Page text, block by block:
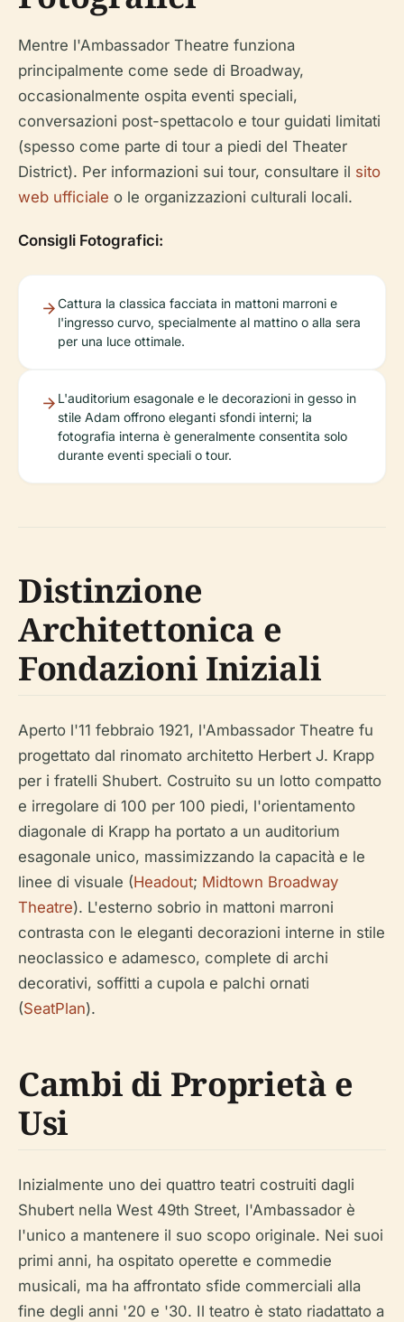
Mentre l'Ambassador Theatre funziona
principalmente come sede di Broadway,
occasionalmente ospita eventi speciali,
conversazioni post-spettacolo e tour guidati limitati
(spesso come parte di tour a piedi del Theater
District). Per informazioni sui tour, consultare il sito
web ufficiale o le organizzazioni culturali locali.
Consigli Fotografici:
Cattura la classica facciata in mattoni marroni e
l'ingresso curvo, specialmente al mattino o alla sera
per una luce ottimale.
L'auditorium esagonale e le decorazioni in gesso in
stile Adam offrono eleganti sfondi interni; la
fotografia interna è generalmente consentita solo
durante eventi speciali o tour.
Distinzione
Architettonica e
Fondazioni Iniziali
Aperto l'11 febbraio 1921, l'Ambassador Theatre fu
progettato dal rinomato architetto Herbert J. Krapp
per i fratelli Shubert. Costruito su un lotto compatto
e irregolare di 100 per 100 piedi, l'orientamento
diagonale di Krapp ha portato a un auditorium
esagonale unico, massimizzando la capacità e le
linee di visuale (Headout; Midtown Broadway
Theatre). L'esterno sobrio in mattoni marroni
contrasta con le eleganti decorazioni interne in stile
neoclassico e adamesco, complete di archi
decorativi, soffitti a cupola e palchi ornati
(SeatPlan).
Cambi di Proprietà e
Usi
Inizialmente uno dei quattro teatri costruiti dagli
Shubert nella West 49th Street, l'Ambassador è
l'unico a mantenere il suo scopo originale. Nei suoi
primi anni, ha ospitato operette e commedie
musicali, ma ha affrontato sfide commerciali alla
fine degli anni '20 e '30. Il teatro è stato riadattato a